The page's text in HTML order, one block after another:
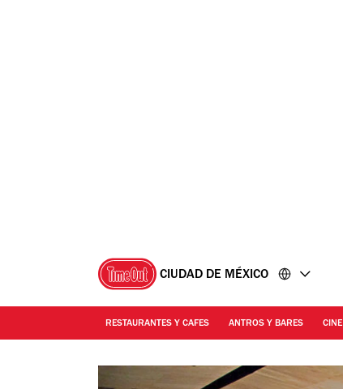
CIUDAD DE MÉXICO
RESTAURANTES Y CAFES ANTROS Y BARES CINE